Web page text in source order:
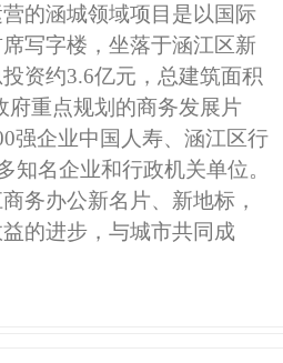
的涵城领域项目是以国际
写字楼，坐落于涵江区新
资约3.6亿元，总建筑面积
府重点规划的商务发展片
强企业中国人寿、涵江区行
知名企业和行政机关单位。
务办公新名片、新地标，
的进步，与城市共同成